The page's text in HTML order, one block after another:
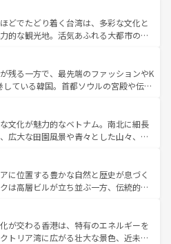
。 なお、新着のアメリカ
覧を参照してほしい。
で訪れる人々を迎えてくれるハワイの
カルフードやハワイアンミュージッ
ンスなど、すべてがハワイの魅力を彩
なお、新着のハワイ情報
を参照してほしい。
央部にそびえるウルル（エアーズロッ
美しい原生林やケアンズの熱帯雨林な
さん。また、カフェやワイン、オージ
ィも充実しており、サーフィンやダイ
など、アウトドア好きにはたまらな
の多彩な魅力を存分に味わいつくそ
どでたどり着く台湾は、多彩な文化と
的な観光地。活気あふれる大都市の台
地帯である台湾東部など、都市の喧騒
存しており、訪れる人に新しい発見と
れる。また、奥深い台湾の食文化も魅
スイーツなど、バラエティ豊かな料理
る。 なお、新着の台湾情報は コンテンツ一覧を参
残る一方で、最先端のファッションやK
ている韓国。首都ソウルの宮殿や伝統
せば四季折々の自然美を楽しむことが
ムチや焼肉、絶品のストリートフード
国料理が待っている。夜には、韓国な
ら、韓国の多彩な魅力を心ゆくまで味
わってみてほしい。 なお、新着の韓国情報はコンテンツ一
。
文化が魅力的なベトナム。南北に細長
広大な田園風景や青々とした山々、世
統が息づく。ハノイの古い町並みやホ
ス統治時代の建物も、独特の雰囲気を
た、バラエティの豊かさとおいしさで
ンミー、ベトナムコーヒーなどは、ぜ
。どの地域を訪れてもあたたかい人々
れるので、きっと忘れられない旅にな
に位置する豊かな自然と歴史が息づく
は高層ビルが立ち並ぶ一方、伝統的な
る。北部ではチェンマイなどの山岳地
、南部ではプーケットやクラビの美し
気分を楽しむことができる。タイ料理
が交わる香港は、特有のエネルギーを
トリア湾に広がる壮大な景色、近未来